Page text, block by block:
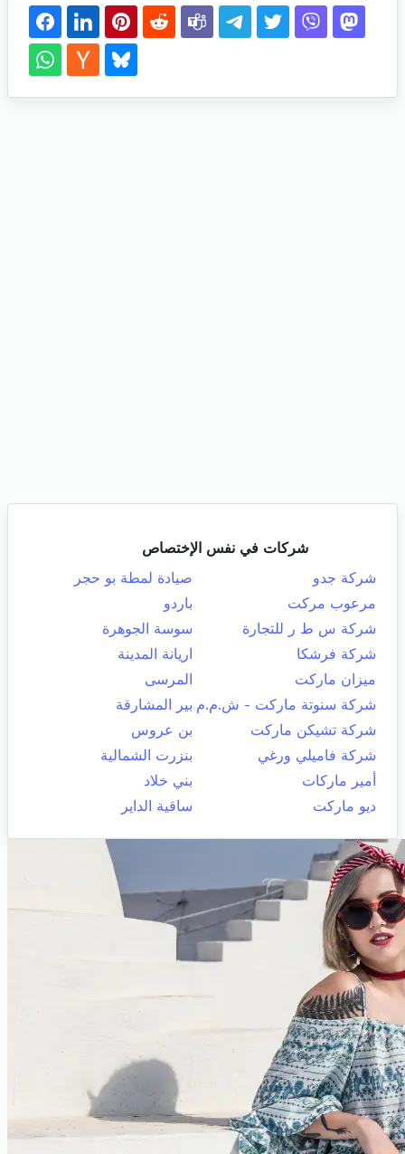
شركات في نفس الإختصاص
شركة جدو
صيادة لمطة بو حجر
مرعوب مركت
باردو
شركة س ط ر للتجارة
سوسة الجوهرة
شركة فرشكا
اريانة المدينة
ميزان ماركت
المرسى
شركة سنوتة ماركت - ش.م.م بير المشارقة
شركة تشيكن ماركت
بن عروس
شركة فاميلي ورغي
بنزرت الشمالية
أمير ماركات
بني خلاد
ديو ماركت
ساقية الداير